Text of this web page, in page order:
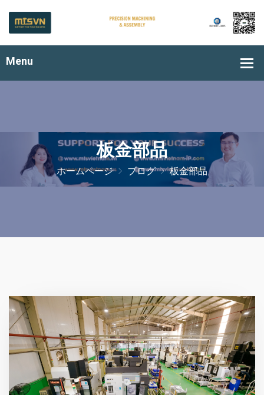
板金部品
ホームページ ブログ 板金部品